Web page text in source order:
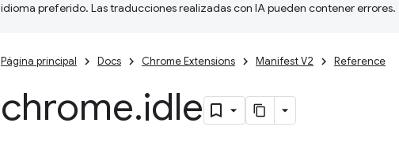
idioma preferido. Las traducciones realizadas con IA pueden contener errores.
Página principal Docs Chrome Extensions Manifest V2 Reference
chrome.idle